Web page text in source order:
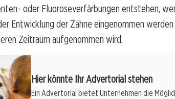
oder Fluoroseverfärbungen entstehen,
Entwicklung der Zähne eingenommen
Zeitraum aufgenommen wird.
Hier könnte Ihr Advertorial stehen
Ein Advertorial bietet Unternehmen die